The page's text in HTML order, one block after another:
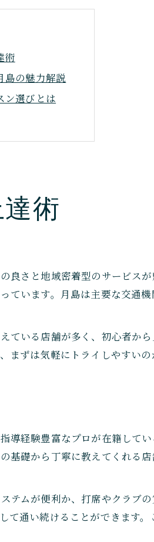
術
島の魅力解説
ン選びとは
用法紹介
ンの通い方
スン習得術
ッスン活用
スン実践法
験談
実際を解説
の工夫とは
の選択にあり
術
良さと地域密着型のサービス
います。月島は主要な交通
ている店舗が多く、初心者か
まずは気軽にトライしやすい
導経験豊富なプロが在籍して
基礎から丁寧に教えてくれる
テムが便利か、打席やクラブ
通い続けることができます。